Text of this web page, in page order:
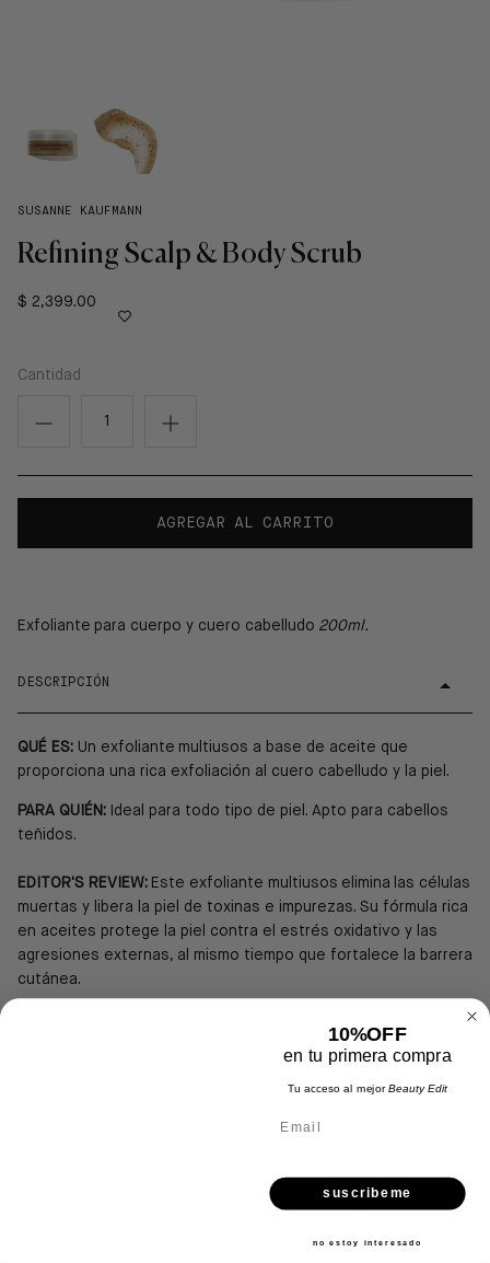
SUSANNE KAUFMANN
Refining Scalp & Body Scrub
$ 2,399.00
Cantidad
AGREGAR AL CARRITO
Exfoliante para cuerpo y cuero cabelludo 200ml.
DESCRIPCIÓN
QUÉ ES: Un exfoliante multiusos a base de aceite que
proporciona una rica exfoliación al cuero cabelludo y la piel.
PARA QUIÉN: Ideal para todo tipo de piel. Apto para cabellos
teñidos.
EDITOR'S REVIEW: Este exfoliante multiusos elimina las células
muertas y libera la piel de toxinas e impurezas. Su fórmula rica
en aceites protege la piel contra el estrés oxidativo y las
agresiones externas, al mismo tiempo que fortalece la barrera
cutánea.
la semilla de albaricoque y la colza, este exfoliante hidratante
2 en 1 alivia la sequedad desde el cuero cabelludo hasta los
pies, creando una piel super hidratada.
Además, aumenta la renovación celular y el crecimiento de los
cabelludo está sano y el cabello sedoso.
10%OFF
en tu primera compra
Tu acceso al mejorBeauty Edit
suscribeme
no estoy interesado